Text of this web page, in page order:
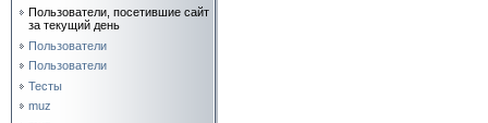
Пользователи, посетившие сайт
за текущий день
Пользователи
Пользователи
Тесты
muz